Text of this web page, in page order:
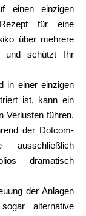
einen einzigen
für eine
über mehrere
und schützt Ihr
in einer einzigen
ist, kann ein
Verlusten führen.
der Dotcom-
dramatisch
der Anlagen
alternative